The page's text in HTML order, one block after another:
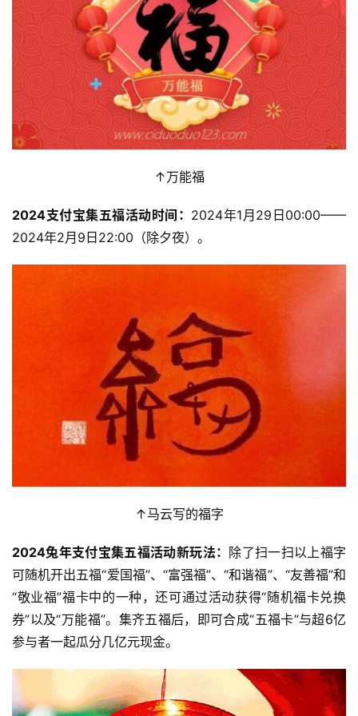
↑万能福
2024支付宝集五福活动时间： 2024年1月29日00:00——
2024年2月9日22:00（除夕夜）。
↑马云写的福字
2024兔年支付宝集五福活动新玩法： 除了扫一扫以上福字
可随机开出五福“爱国福”、“富强福”、“和谐福”、“友善福”和
“敬业福”福卡中的一种，还可通过活动获得“随机福卡兑换
券”以及“万能福”。集齐五福后，即可合成“五福卡”与超6亿
参与者一起瓜分几亿元现金。